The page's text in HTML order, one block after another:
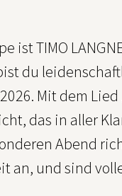
ist TIMO
du
Mit dem
das in aller
Abend
an, und sind